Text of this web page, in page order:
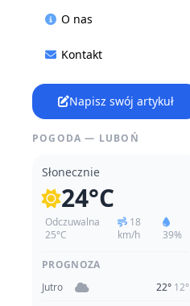
O nas
Kontakt
Napisz swój artykuł
POGODA — LUBOŃ
Słonecznie
24°C
Odczuwalna
25°C
18
km/h
39%
PROGNOZA
Jutro
22° 12°